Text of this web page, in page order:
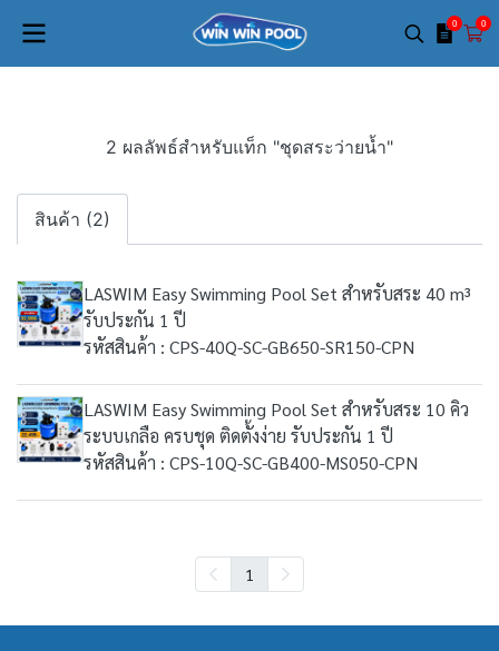
0 0
2 ผลลัพธ์สำหรับแท็ก "ชุดสระว่ายน้ำ"
สินค้า (2)
LASWIM Easy Swimming Pool Set สำหรับสระ 40 m³
รับประกัน 1 ปี
รหัสสินค้า : CPS-40Q-SC-GB650-SR150-CPN
LASWIM Easy Swimming Pool Set สำหรับสระ 10 คิว
ระบบเกลือ ครบชุด ติดตั้งง่าย รับประกัน 1 ปี
รหัสสินค้า : CPS-10Q-SC-GB400-MS050-CPN
1